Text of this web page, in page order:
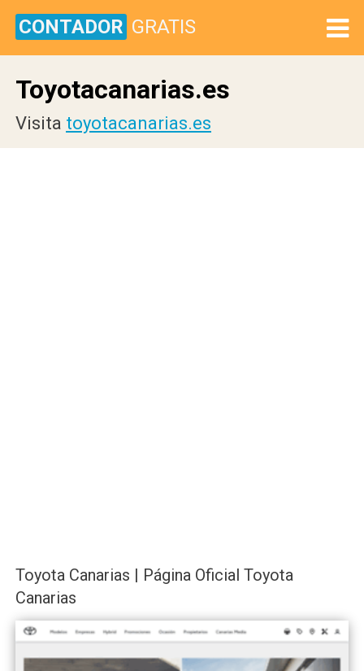
CONTADOR GRATIS
Toyotacanarias.es
Visita toyotacanarias.es
Toyota Canarias | Página Oficial Toyota
Canarias